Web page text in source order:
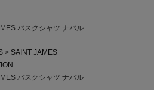
バスクシャツ ナバル
SAINT JAMES
バスクシャツ ナバル